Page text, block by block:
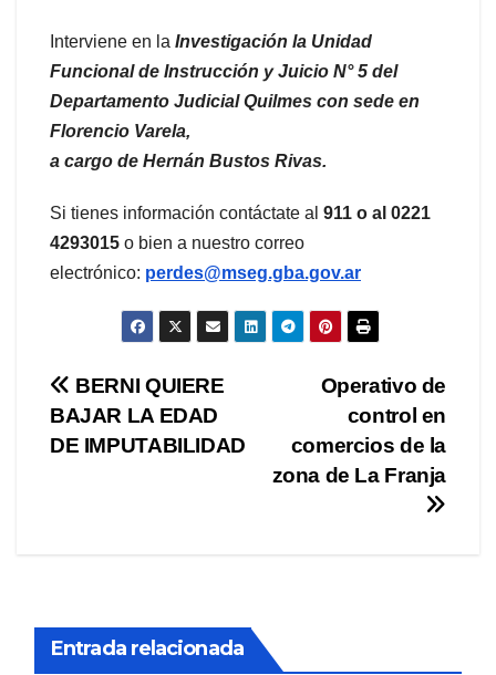
Interviene en la Investigación la Unidad
Funcional de Instrucción y Juicio N° 5 del
Departamento Judicial Quilmes con sede en
Florencio Varela,
a cargo de Hernán Bustos Rivas.
Si tienes información contáctate al 911 o al 0221
4293015 o bien a nuestro correo
electrónico: perdes@mseg.gba.gov.ar
Navegación
de
Operativo de
control en
comercios de la
zona de La Franja
BERNI QUIERE
BAJAR LA EDAD
DE IMPUTABILIDAD
Entrada relacionada